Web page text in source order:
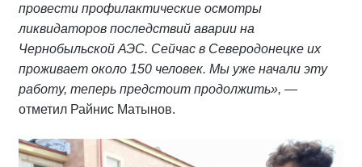
провести профилактические осмотры
ликвидаторов последствий аварии на
Чернобыльской АЭС. Сейчас в Северодонецке их
проживает около 150 человек. Мы уже начали эту
работу, теперь предстоит продолжить», —
отметил Райнис Матынов.